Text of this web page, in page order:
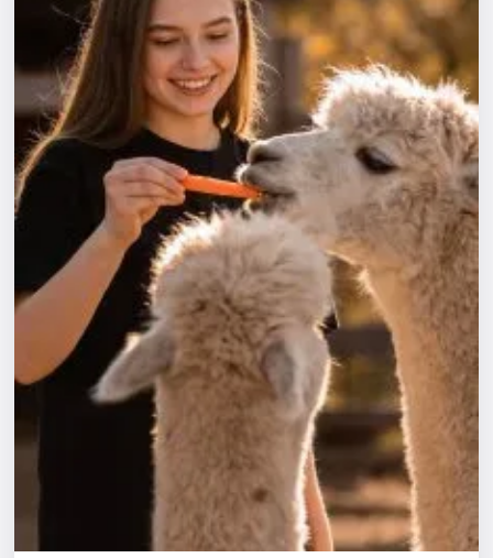
Экскурсии
Спорт
События
Города
Площадки
Артисты
Рейтинги